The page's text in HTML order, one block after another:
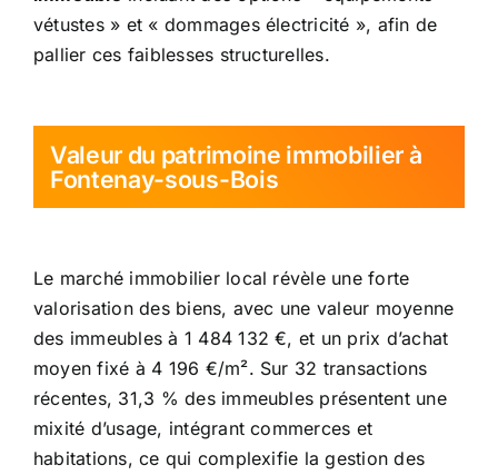
vétustes » et « dommages électricité », afin de
pallier ces faiblesses structurelles.
Valeur du patrimoine immobilier à
Fontenay-sous-Bois
Le marché immobilier local révèle une forte
valorisation des biens, avec une valeur moyenne
des immeubles à 1 484 132 €, et un prix d’achat
moyen fixé à 4 196 €/m². Sur 32 transactions
récentes, 31,3 % des immeubles présentent une
mixité d’usage, intégrant commerces et
habitations, ce qui complexifie la gestion des